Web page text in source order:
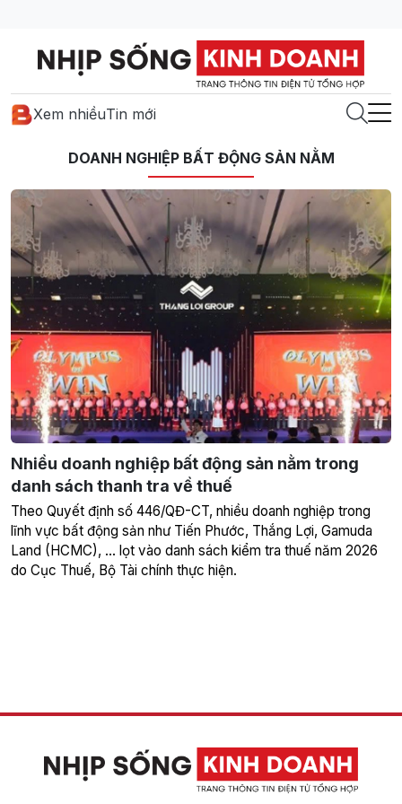
Xem nhiềuTin mới
DOANH NGHIỆP BẤT ĐỘNG SẢN NẰM
Nhiều doanh nghiệp bất động sản nằm trong
danh sách thanh tra về thuế
Theo Quyết định số 446/QĐ-CT, nhiều doanh nghiệp trong
lĩnh vực bất động sản như Tiến Phước, Thắng Lợi, Gamuda
Land (HCMC), … lọt vào danh sách kiểm tra thuế năm 2026
do Cục Thuế, Bộ Tài chính thực hiện.